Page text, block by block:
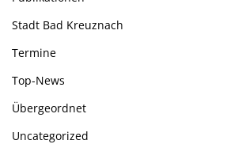
Stadt Bad Kreuznach
Termine
Top-News
Übergeordnet
Uncategorized